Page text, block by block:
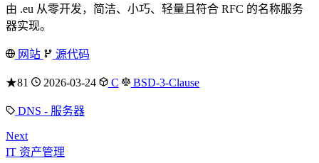
由 .eu 从零开发，简洁、小巧、轻量且符合 RFC 的名称服务
器实现。
网站 源代码
★81 2026-03-24 C BSD-3-Clause
DNS - 服务器
Next
IT 资产管理